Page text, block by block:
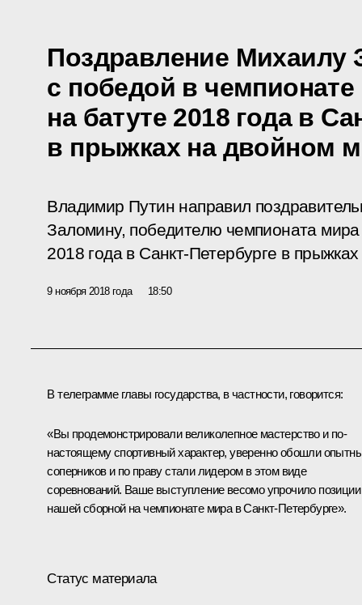
Поздравление Михаилу
с победой в
на батуте 2018 года в
в прыжках на двойном
Владимир Путин направил
Заломину, победителю чемпионата
2018 года в Санкт-Петербурге в
9 ноября 2018 года 18:50
В телеграмме главы государства, в частности, говорится:
«Вы продемонстрировали великолепное мастерство и по-
настоящему спортивный характер, уверенно обошли
соперников и по праву стали лидером в этом виде
соревнований. Ваше выступление весомо упрочило позиции
нашей сборной на чемпионате мира в Санкт-Петербурге».
Статус материала